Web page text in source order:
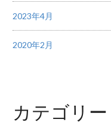
2023年4月
2020年2月
カテゴリー